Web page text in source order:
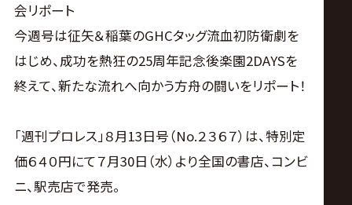
公
式
サ
イ
会リポート
今週号は征矢＆稲葉のGHCタッグ流血初防衛劇を
はじめ、成功を熱狂の25周年記念後楽園2DAYSを
終えて、新たな流れへ向かう方舟の闘いをリポート！
「週刊プロレス」８月13日号（No.２３６７）は、特別定
価６４０円にて７月30日（水）より全国の書店、コンビ
ニ、駅売店で発売。